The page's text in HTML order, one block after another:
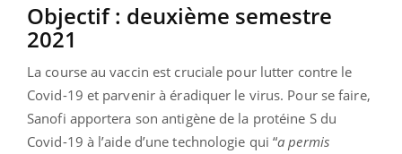
Objectif : deuxième semestre
2021
La course au vaccin est cruciale pour lutter contre le
Covid-19 et parvenir à éradiquer le virus. Pour se faire,
Sanofi apportera son antigène de la protéine S du
Covid-19 à l’aide d’une technologie qui “a permis